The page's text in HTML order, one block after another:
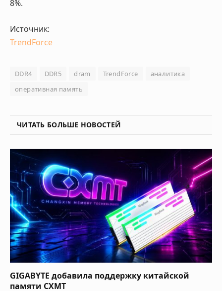
8%.
Источник:
TrendForce
DDR4 DDR5 dram TrendForce
аналитика
оперативная память
ЧИТАТЬ БОЛЬШЕ НОВОСТЕЙ
GIGABYTE добавила поддержку китайской
памяти CXMT